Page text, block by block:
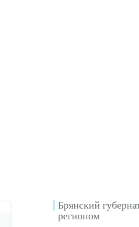
Брянский
регионом